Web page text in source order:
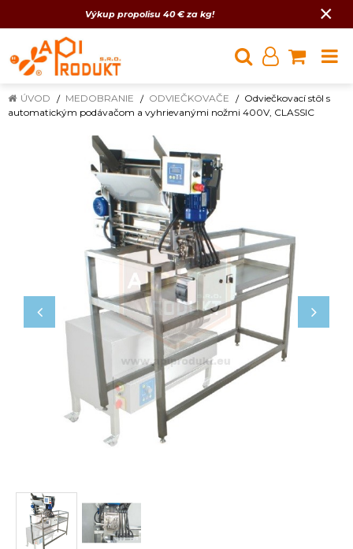
Výkup propolisu 40 € za kg! ×
ÚVOD MEDOBRANIE ODVIEČKOVAČE
Odviečkovací stôl s
automatickým podávačom a vyhrievanými nožmi 400V, CLASSIC